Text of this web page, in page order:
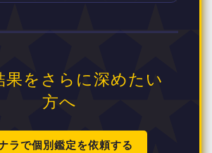
果をさらに深めたい
方へ
ラで個別鑑定を依頼する